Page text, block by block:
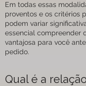
Em todas essas
proventos e os critérios
podem variar
essencial compreender
vantajosa para você
pedido.
Qual é a